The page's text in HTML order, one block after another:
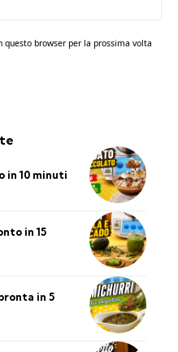
browser per la prossima volta
in 10 minuti
in 15
in 5